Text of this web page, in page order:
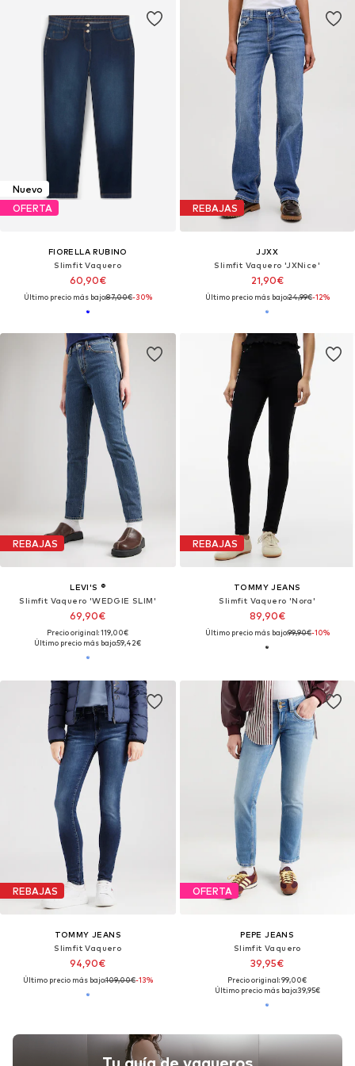
Nuevo
OFERTA
FIORELLA RUBINO
Slimfit Vaquero
60,90€
Último precio más bajo:87,00€-30%
REBAJAS
JJXX
Slimfit Vaquero 'JXNice'
21,90€
Último precio más bajo:24,99€-12%
REBAJAS
LEVI'S ®
Slimfit Vaquero 'WEDGIE SLIM'
69,90€
Precio original: 119,00€
Último precio más bajo:59,42€
REBAJAS
TOMMY JEANS
Slimfit Vaquero 'Nora'
89,90€
Último precio más bajo:99,90€-10%
REBAJAS
TOMMY JEANS
Slimfit Vaquero
94,90€
Último precio más bajo:109,00€-13%
OFERTA
PEPE JEANS
Slimfit Vaquero
39,95€
Precio original: 99,00€
Último precio más bajo:39,95€